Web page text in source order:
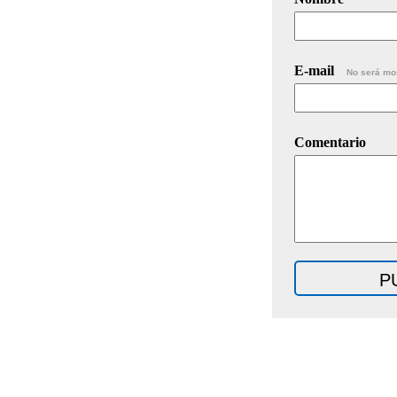
E-mail No será
Comentario